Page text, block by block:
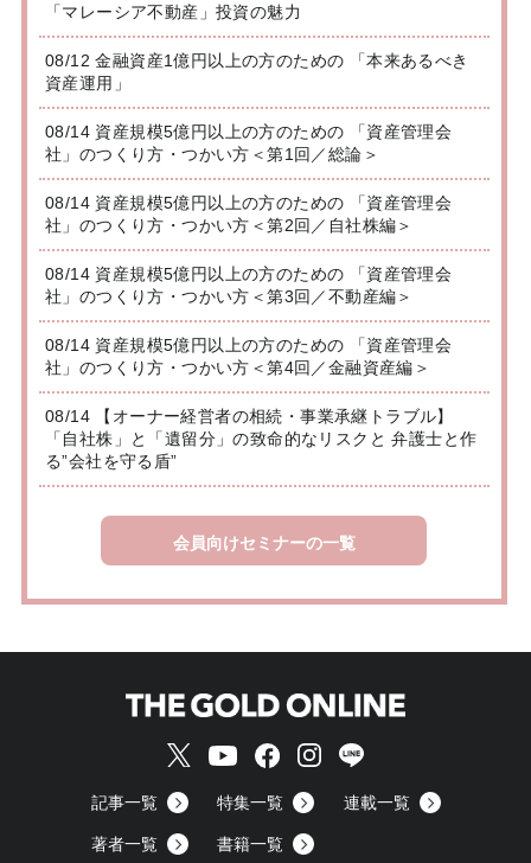
「マレーシア不動産」投資の魅力
08/12 金融資産1億円以上の方のための 「本来あるべき
資産運用」
08/14 資産規模5億円以上の方のための 「資産管理会
社」のつくり方・つかい方＜第1回／総論＞
08/14 資産規模5億円以上の方のための 「資産管理会
社」のつくり方・つかい方＜第2回／自社株編＞
08/14 資産規模5億円以上の方のための 「資産管理会
社」のつくり方・つかい方＜第3回／不動産編＞
08/14 資産規模5億円以上の方のための 「資産管理会
社」のつくり方・つかい方＜第4回／金融資産編＞
08/14 【オーナー経営者の相続・事業承継トラブル】
「自社株」と「遺留分」の致命的なリスクと 弁護士と作
る”会社を守る盾”
会員向けセミナーの一覧
記事一覧 特集一覧 連載一覧
著者一覧 書籍一覧